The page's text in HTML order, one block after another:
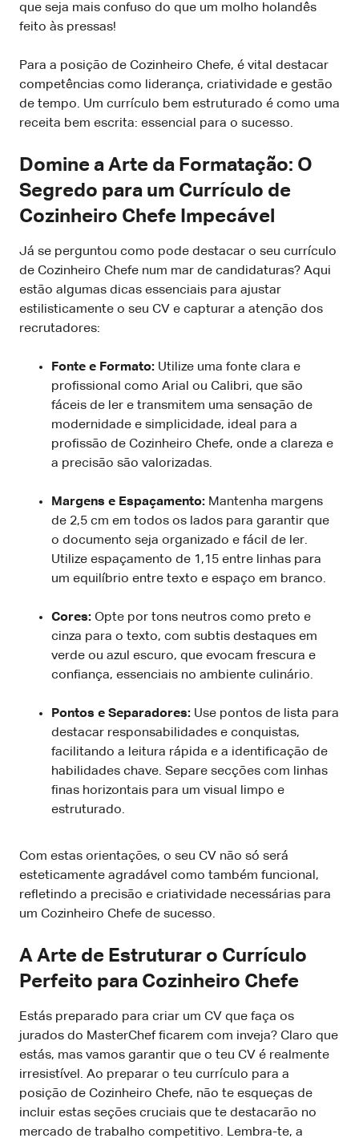
que seja mais confuso do que um molho holandês
feito às pressas!
Para a posição de Cozinheiro Chefe, é vital destacar
competências como liderança, criatividade e gestão
de tempo. Um currículo bem estruturado é como uma
receita bem escrita: essencial para o sucesso.
Domine a Arte da Formatação: O
Segredo para um Currículo de
Cozinheiro Chefe Impecável
Já se perguntou como pode destacar o seu currículo
de Cozinheiro Chefe num mar de candidaturas? Aqui
estão algumas dicas essenciais para ajustar
estilisticamente o seu CV e capturar a atenção dos
recrutadores:
Fonte e Formato: Utilize uma fonte clara e
profissional como Arial ou Calibri, que são
fáceis de ler e transmitem uma sensação de
modernidade e simplicidade, ideal para a
profissão de Cozinheiro Chefe, onde a clareza e
a precisão são valorizadas.
Margens e Espaçamento: Mantenha margens
de 2,5 cm em todos os lados para garantir que
o documento seja organizado e fácil de ler.
Utilize espaçamento de 1,15 entre linhas para
um equilíbrio entre texto e espaço em branco.
Cores: Opte por tons neutros como preto e
cinza para o texto, com subtis destaques em
verde ou azul escuro, que evocam frescura e
confiança, essenciais no ambiente culinário.
Pontos e Separadores: Use pontos de lista para
destacar responsabilidades e conquistas,
facilitando a leitura rápida e a identificação de
habilidades chave. Separe secções com linhas
finas horizontais para um visual limpo e
estruturado.
Com estas orientações, o seu CV não só será
esteticamente agradável como também funcional,
refletindo a precisão e criatividade necessárias para
um Cozinheiro Chefe de sucesso.
A Arte de Estruturar o Currículo
Perfeito para Cozinheiro Chefe
Estás preparado para criar um CV que faça os
jurados do MasterChef ficarem com inveja? Claro que
estás, mas vamos garantir que o teu CV é realmente
irresistível. Ao preparar o teu currículo para a
posição de Cozinheiro Chefe, não te esqueças de
incluir estas seções cruciais que te destacarão no
mercado de trabalho competitivo. Lembra-te, a